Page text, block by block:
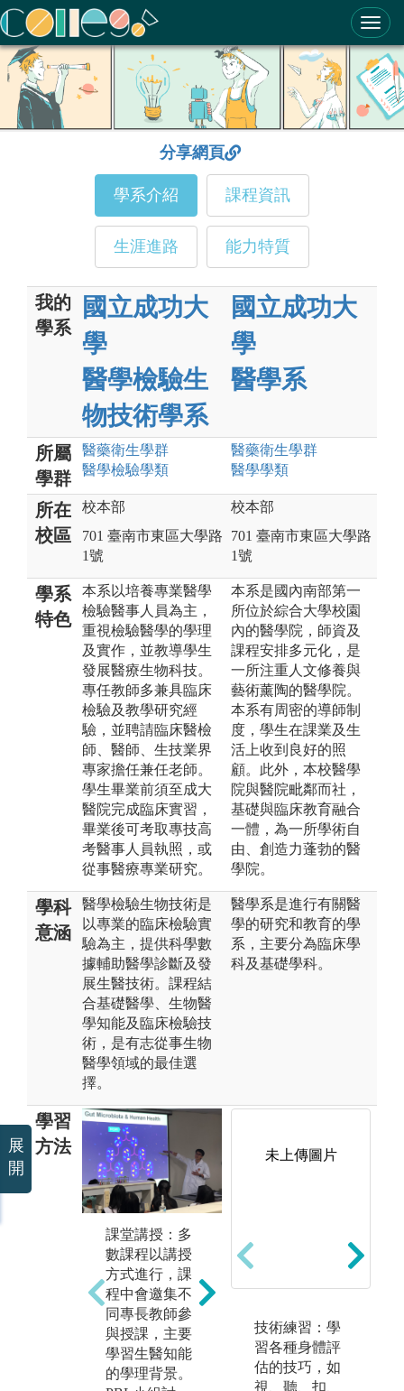
ColleGo! 大學選才與高中育才輔助系統
分享網頁
學系介紹 課程資訊
生涯進路 能力特質
我的
學系
國立成功大
學
醫學檢驗生
物技術學系
國立成功大
學
醫學系
所屬
學群
醫藥衛生學群
醫學檢驗學類
醫藥衛生學群
醫學學類
所在
校區
校本部
701 臺南市東區大學路
1號
校本部
701 臺南市東區大學路
1號
學系
特色
本系以培養專業醫學
檢驗醫事人員為主，
重視檢驗醫學的學理
及實作，並教導學生
發展醫療生物科技。
專任教師多兼具臨床
檢驗及教學研究經
驗，並聘請臨床醫檢
師、醫師、生技業界
專家擔任兼任老師。
學生畢業前須至成大
醫院完成臨床實習，
畢業後可考取專技高
考醫事人員執照，或
從事醫療專業研究。
本系是國內南部第一
所位於綜合大學校園
內的醫學院，師資及
課程安排多元化，是
一所注重人文修養與
藝術薰陶的醫學院。
本系有周密的導師制
度，學生在課業及生
活上收到良好的照
顧。此外，本校醫學
院與醫院毗鄰而社，
基礎與臨床教育融合
一體，為一所學術自
由、創造力蓬勃的醫
學院。
學科
意涵
醫學檢驗生物技術是
以專業的臨床檢驗實
驗為主，提供科學數
據輔助醫學診斷及發
展生醫技術。課程結
合基礎醫學、生物醫
學知能及臨床檢驗技
術，是有志從事生物
醫學領域的最佳選
擇。
醫學系是進行有關醫
學的研究和教育的學
系，主要分為臨床學
科及基礎學科。
學習
方法
課堂講授：多
數課程以講授
方式進行，課
程中會邀集不
同專長教師參
與授課，主要
學習生醫知能
的學理背景。
小組討論，訓
練學生發現、
產生及回應問
圖解:PBL小組
討論
版權:系上提供
未上傳圖片
技術練習：學
習各種身體評
估的技巧，如
視、聽、扣、
展
開